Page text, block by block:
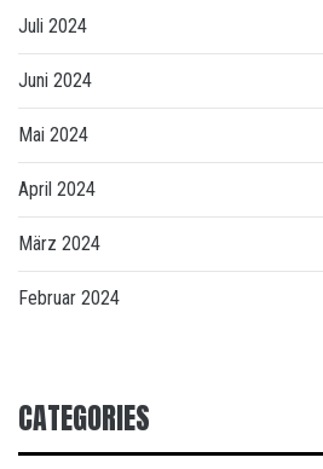
Juli 2024
Juni 2024
Mai 2024
April 2024
März 2024
Februar 2024
CATEGORIES